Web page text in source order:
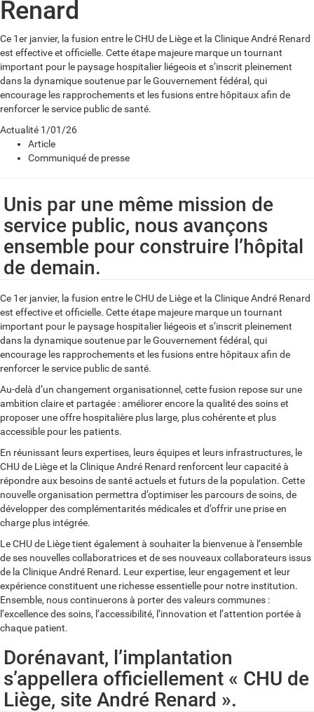
Renard
Ce 1er janvier, la fusion entre le CHU de Liège et la Clinique André Renard
est effective et officielle. Cette étape majeure marque un tournant
important pour le paysage hospitalier liégeois et s’inscrit pleinement
dans la dynamique soutenue par le Gouvernement fédéral, qui
encourage les rapprochements et les fusions entre hôpitaux afin de
renforcer le service public de santé.
Actualité 1/01/26
Article
Communiqué de presse
Unis par une même mission de
service public, nous avançons
ensemble pour construire l’hôpital
de demain.
Ce 1er janvier, la fusion entre le CHU de Liège et la Clinique André Renard
est effective et officielle. Cette étape majeure marque un tournant
important pour le paysage hospitalier liégeois et s’inscrit pleinement
dans la dynamique soutenue par le Gouvernement fédéral, qui
encourage les rapprochements et les fusions entre hôpitaux afin de
renforcer le service public de santé.
Au-delà d’un changement organisationnel, cette fusion repose sur une
ambition claire et partagée : améliorer encore la qualité des soins et
proposer une offre hospitalière plus large, plus cohérente et plus
accessible pour les patients.
En réunissant leurs expertises, leurs équipes et leurs infrastructures, le
CHU de Liège et la Clinique André Renard renforcent leur capacité à
répondre aux besoins de santé actuels et futurs de la population. Cette
nouvelle organisation permettra d’optimiser les parcours de soins, de
développer des complémentarités médicales et d’offrir une prise en
charge plus intégrée.
Le CHU de Liège tient également à souhaiter la bienvenue à l’ensemble
de ses nouvelles collaboratrices et de ses nouveaux collaborateurs issus
de la Clinique André Renard. Leur expertise, leur engagement et leur
expérience constituent une richesse essentielle pour notre institution.
Ensemble, nous continuerons à porter des valeurs communes :
l’excellence des soins, l’accessibilité, l’innovation et l’attention portée à
chaque patient.
Dorénavant, l’implantation
s’appellera officiellement « CHU de
Liège, site André Renard ».